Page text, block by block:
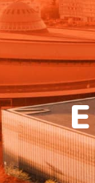
E